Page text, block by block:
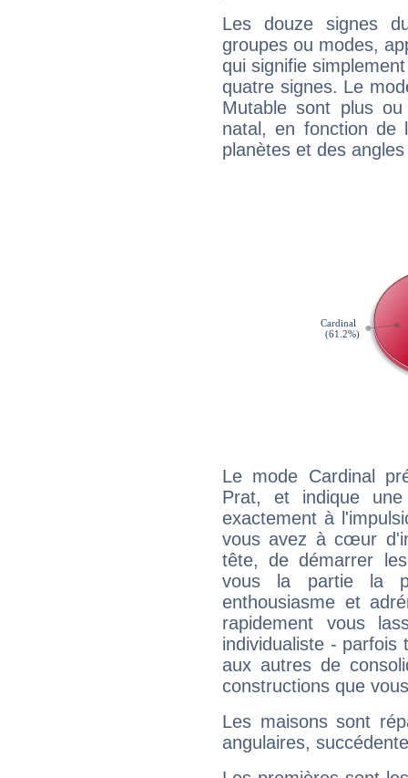
Les douze signes
groupes ou modes,
qui signifie
quatre signes. Le
Mutable sont plus
natal, en fonction de
planètes et des
Le mode Cardinal
Prat, et indique
exactement à
vous avez à cœur
tête, de démarrer
vous la partie la
enthousiasme et
rapidement vous
individualiste -
aux autres de
constructions que
Les maisons sont
angulaires,